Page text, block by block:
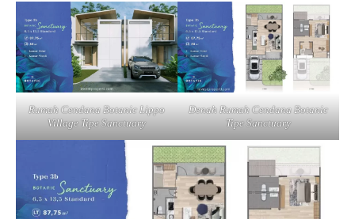
Rumah Cendana Botanic Lippo
Village Tipe Sanctuary
Denah Rumah Cendana Botanic
Tipe Sanctuary